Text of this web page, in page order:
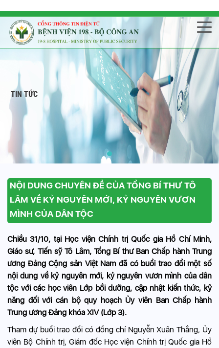
TIN TỨC
NỘI DUNG CHUYÊN ĐỀ CỦA TỔNG BÍ THƯ TÔ
LÂM VỀ KỶ NGUYÊN MỚI, KỶ NGUYÊN VƯƠN
MÌNH CỦA DÂN TỘC
Chiều 31/10, tại Học viện Chính trị Quốc gia Hồ Chí Minh,
Giáo sư, Tiến sỹ Tô Lâm, Tổng Bí thư Ban Chấp hành Trung
ương Đảng Cộng sản Việt Nam đã có buổi trao đổi một số
nội dung về kỷ nguyên mới, kỷ nguyên vươn mình của dân
tộc với các học viên Lớp bồi dưỡng, cập nhật kiến thức, kỹ
năng đối với cán bộ quy hoạch Ủy viên Ban Chấp hành
Trung ương Đảng khóa XIV (Lớp 3).
Tham dự buổi trao đổi có đồng chí Nguyễn Xuân Thắng, Ủy
viên Bộ Chính trị, Giám đốc Học viện Chính trị Quốc gia Hồ